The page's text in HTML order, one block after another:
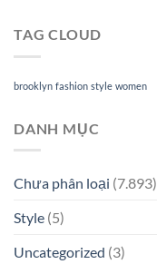
TAG CLOUD
brooklyn fashion style women
DANH MỤC
Chưa phân loại (7.893)
Style (5)
Uncategorized (3)